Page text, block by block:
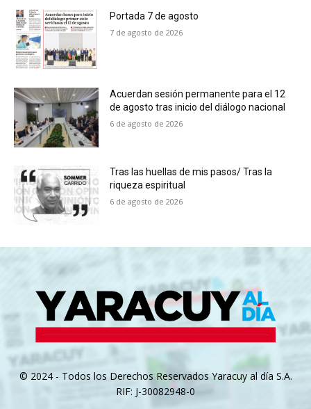
Portada 7 de agosto
7 de agosto de 2026
Acuerdan sesión permanente para el 12
de agosto tras inicio del diálogo nacional
6 de agosto de 2026
Tras las huellas de mis pasos/ Tras la
riqueza espiritual
6 de agosto de 2026
© 2024 - Todos los Derechos Reservados Yaracuy al día S.A.
RIF: J-30082948-0